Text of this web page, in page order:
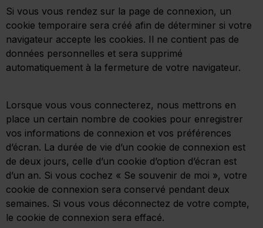
Si vous vous rendez sur la page de connexion, un
cookie temporaire sera créé afin de déterminer si votre
navigateur accepte les cookies. Il ne contient pas de
données personnelles et sera supprimé
automatiquement à la fermeture de votre navigateur.
Lorsque vous vous connecterez, nous mettrons en
place un certain nombre de cookies pour enregistrer
vos informations de connexion et vos préférences
d’écran. La durée de vie d’un cookie de connexion est
de deux jours, celle d’un cookie d’option d’écran est
d’un an. Si vous cochez « Se souvenir de moi », votre
cookie de connexion sera conservé pendant deux
semaines. Si vous vous déconnectez de votre compte,
le cookie de connexion sera effacé.